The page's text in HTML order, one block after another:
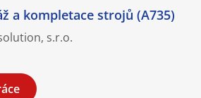
a kompletace strojů (A735)
s.r.o.